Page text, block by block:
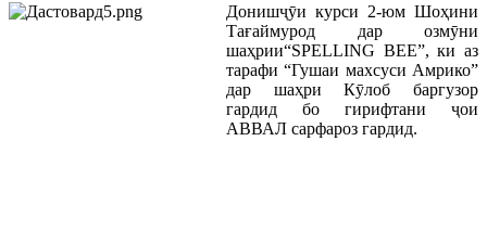
Донишҷӯи курси 2-юм Шоҳини
Тағаймурод дар озмӯни
шаҳрии“SPELLING BEE”, ки аз
тарафи “Гушаи махсуси Амрико”
дар шаҳри Кӯлоб баргузор
гардид бо гирифтани ҷои
АВВАЛ сарфароз гардид.